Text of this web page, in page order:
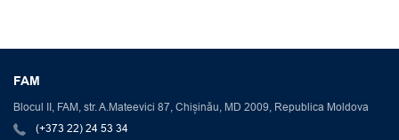
FAM
Blocul II, FAM, str. A.Mateevici 87, Chișinău, MD 2009, Republica Moldova
(+373 22) 24 53 34